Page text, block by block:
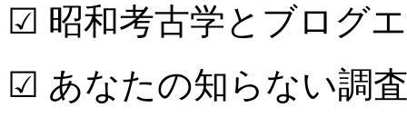
☑ 昭和考古学とブログ
☑ あなたの知らない調